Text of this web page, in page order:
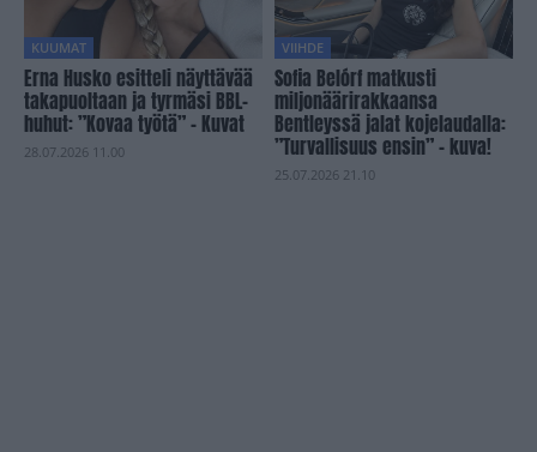
KUUMAT
Erna Husko esitteli näyttävää
takapuoltaan ja tyrmäsi BBL-
huhut: ”Kovaa työtä” – Kuvat
28.07.2026 11.00
VIIHDE
Sofia Belórf matkusti
miljonäärirakkaansa
Bentleyssä jalat kojelaudalla:
”Turvallisuus ensin” – kuva!
25.07.2026 21.10